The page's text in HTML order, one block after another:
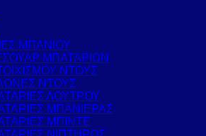
ΜΠΑΝΙΟΥ
ΜΠΑΤΑΡΙΩΝ
ΝΤΟΥΣ
ΝΤΟΥΣ
ΛΟΥΤΡΟΥ
ΜΠΑΝΙΕΡΑΣ
ΜΠΙΝΤΕ